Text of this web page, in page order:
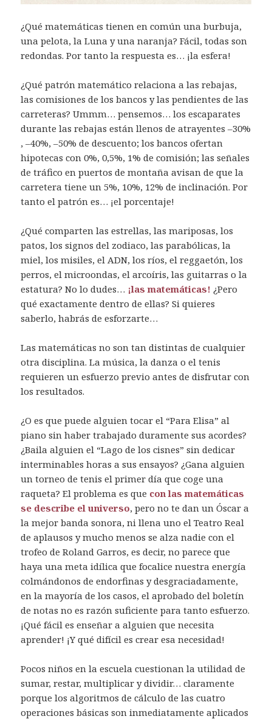
¿Qué matemáticas tienen en común una burbuja,
una pelota, la Luna y una naranja? Fácil, todas son
redondas. Por tanto la respuesta es… ¡la esfera!
¿Qué patrón matemático relaciona a las rebajas,
las comisiones de los bancos y las pendientes de las
carreteras? Ummm… pensemos… los escaparates
durante las rebajas están llenos de atrayentes –30%
, –40%, –50% de descuento; los bancos ofertan
hipotecas con 0%, 0,5%, 1% de comisión; las señales
de tráfico en puertos de montaña avisan de que la
carretera tiene un 5%, 10%, 12% de inclinación. Por
tanto el patrón es… ¡el porcentaje!
¿Qué comparten las estrellas, las mariposas, los
patos, los signos del zodiaco, las parabólicas, la
miel, los misiles, el ADN, los ríos, el reggaetón, los
perros, el microondas, el arcoíris, las guitarras o la
estatura? No lo dudes… ¡las matemáticas! ¿Pero
qué exactamente dentro de ellas? Si quieres
saberlo, habrás de esforzarte…
Las matemáticas no son tan distintas de cualquier
otra disciplina. La música, la danza o el tenis
requieren un esfuerzo previo antes de disfrutar con
los resultados.
¿O es que puede alguien tocar el “Para Elisa” al
piano sin haber trabajado duramente sus acordes?
¿Baila alguien el “Lago de los cisnes” sin dedicar
interminables horas a sus ensayos? ¿Gana alguien
un torneo de tenis el primer día que coge una
raqueta? El problema es que con las matemáticas
se describe el universo, pero no te dan un Óscar a
la mejor banda sonora, ni llena uno el Teatro Real
de aplausos y mucho menos se alza nadie con el
trofeo de Roland Garros, es decir, no parece que
haya una meta idílica que focalice nuestra energía
colmándonos de endorfinas y desgraciadamente,
en la mayoría de los casos, el aprobado del boletín
de notas no es razón suficiente para tanto esfuerzo.
¡Qué fácil es enseñar a alguien que necesita
aprender! ¡Y qué difícil es crear esa necesidad!
Pocos niños en la escuela cuestionan la utilidad de
sumar, restar, multiplicar y dividir… claramente
porque los algoritmos de cálculo de las cuatro
operaciones básicas son inmediatamente aplicados